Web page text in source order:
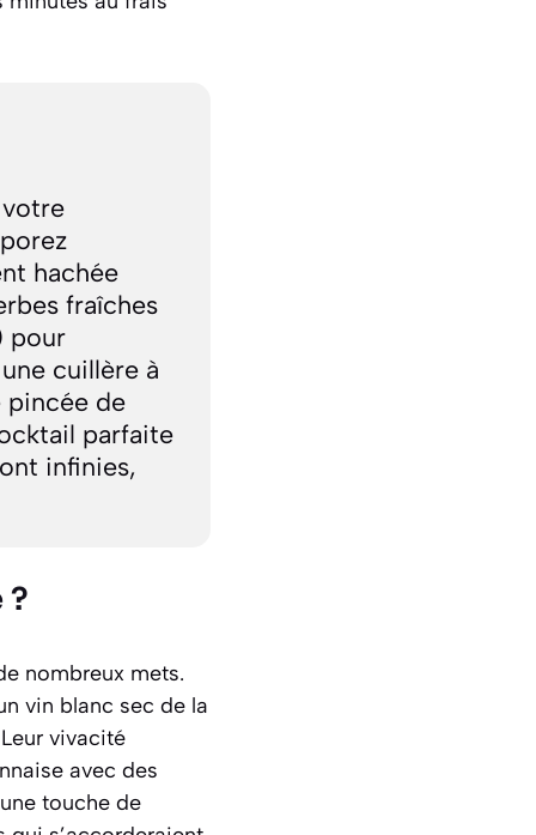
hachée
fraîches
pour
cuillère à
pincée de
parfaite
infinies,
?
nombreux mets.
vin blanc sec de la
vivacité
avec des
touche de